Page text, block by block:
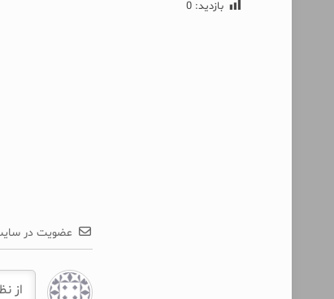
بازدید: 0
عضویت در